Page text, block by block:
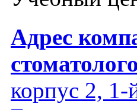
Адрес
корпус 2,